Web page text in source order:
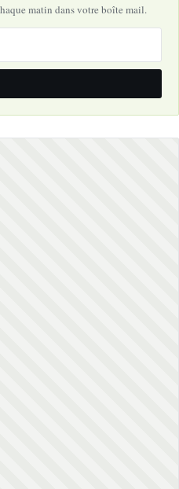
matin dans votre boîte mail.